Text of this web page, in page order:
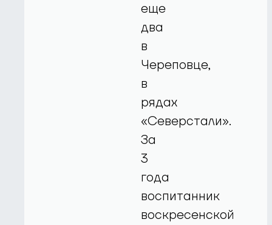
еще
два
в
Череповце,
в
рядах
«Северстали».
За
3
года
воспитанник
воскресенской